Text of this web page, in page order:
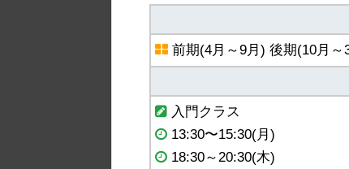
前期(4月～9月) 後期(10月～
入門クラス
13:30〜15:30(月)
18:30～20:30(木)